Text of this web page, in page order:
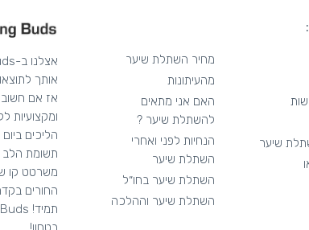
שיער
מחיר השתלת שיער
מהעיתונות
האם אני מתאים
להשתלת שיער ?
הנחיות לפני ואחרי
השתלת שיער
השתלת שיער בחו״ל
השתלת שיער וההלכה
אותך
אז אם חשוב
ומקצועיות
הליכים
תשומת הלב
משרטט קו
החורים